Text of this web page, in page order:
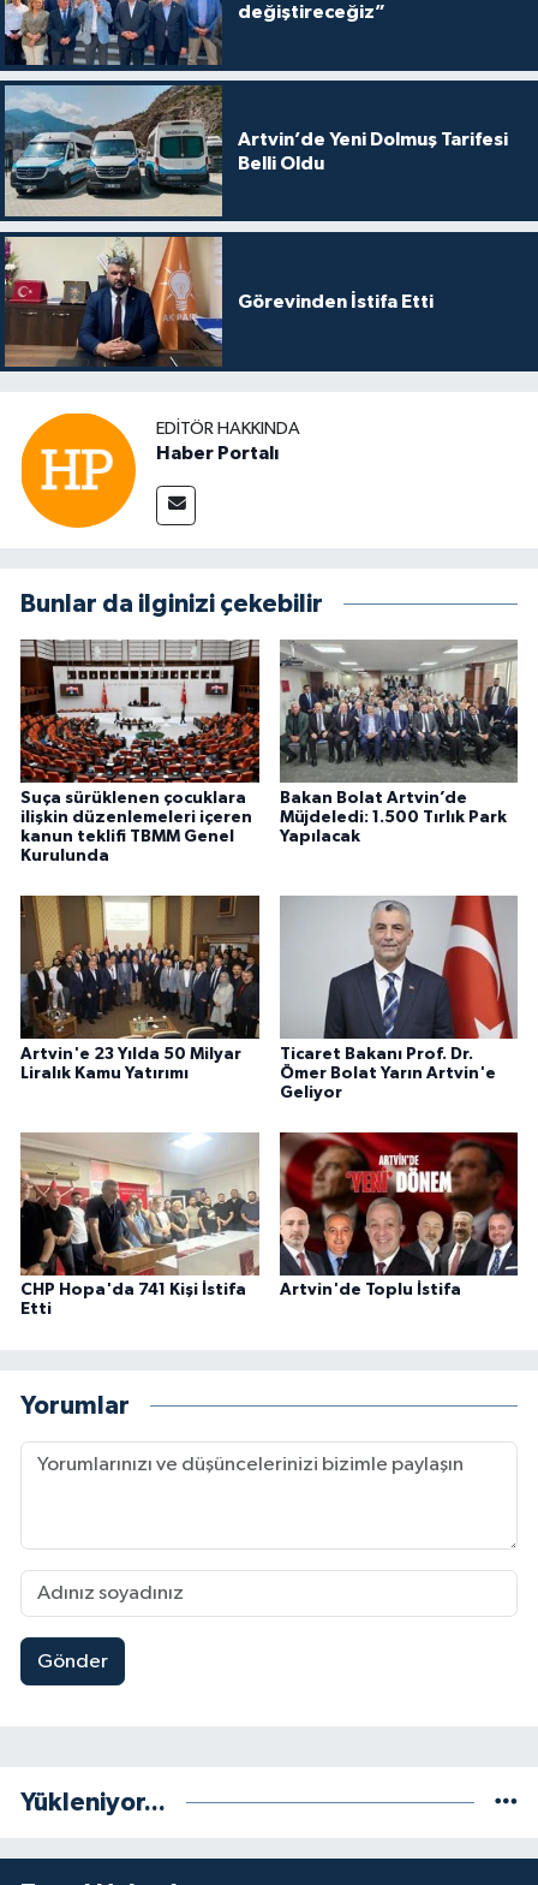
değiştireceğiz”
Artvin’de Yeni Dolmuş Tarifesi
Belli Oldu
Görevinden İstifa Etti
EDITÖR HAKKINDA
Haber Portalı
Bunlar da ilginizi çekebilir
Suça sürüklenen çocuklara
ilişkin düzenlemeleri içeren
kanun teklifi TBMM Genel
Kurulunda
Bakan Bolat Artvin’de
Müjdeledi: 1.500 Tırlık Park
Yapılacak
Artvin'e 23 Yılda 50 Milyar
Liralık Kamu Yatırımı
Ticaret Bakanı Prof. Dr.
Ömer Bolat Yarın Artvin'e
Geliyor
CHP Hopa'da 741 Kişi İstifa
Etti
Artvin'de Toplu İstifa
Yorumlar
Gönder
Yükleniyor...